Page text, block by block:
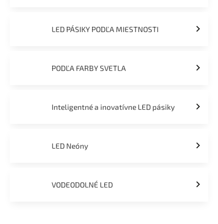
LED PÁSIKY PODĽA MIESTNOSTI
PODĽA FARBY SVETLA
Inteligentné a inovatívne LED pásiky
LED Neóny
VODEODOLNÉ LED